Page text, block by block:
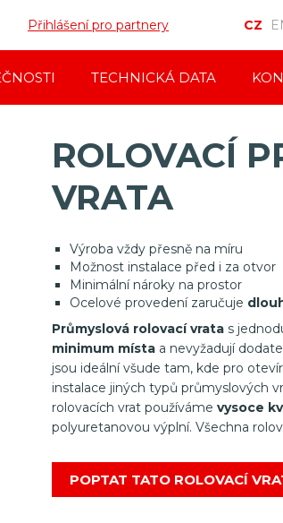
Přihlášení pro partnery CZ
TECHNICKÁ DATA
ROLOVACÍ
VRATA
Výroba vždy přesně na míru
Možnost instalace před i za otvor
Minimální nároky na prostor
Ocelové provedení zaručuje
Průmyslová rolovací vrata s
minimum místa a nevyžadují
jsou ideální všude tam, kde pro
instalace jiných typů průmyslových
rolovacích vrat používámevysoce
polyuretanovou výplní. Všechna
POPTAT TATO ROLOVACÍ